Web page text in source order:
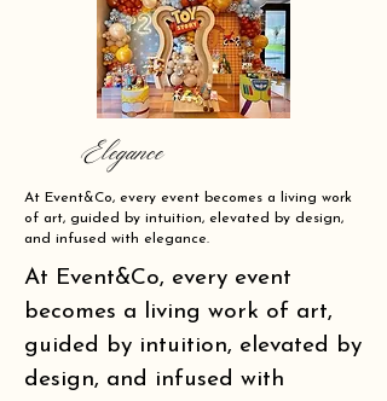
Elegance
At Event&Co, every event becomes a living work
of art, guided by intuition, elevated by design,
and infused with elegance.
At Event&Co, every event
becomes a living work of art,
guided by intuition, elevated by
design, and infused with